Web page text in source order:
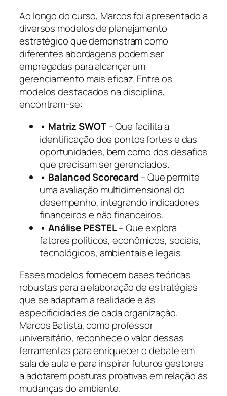
Ao longo do curso, Marcos foi apresentado a
diversos modelos de planejamento
estratégico que demonstram como
diferentes abordagens podem ser
empregadas para alcançar um
gerenciamento mais eficaz. Entre os
modelos destacados na disciplina,
encontram-se:
• Matriz SWOT– Que facilita a
identificação dos pontos fortes e das
oportunidades, bem como dos desafios
que precisam ser gerenciados.
• Balanced Scorecard– Que permite
uma avaliação multidimensional do
desempenho, integrando indicadores
financeiros e não financeiros.
• Análise PESTEL– Que explora
fatores políticos, econômicos, sociais,
tecnológicos, ambientais e legais.
Esses modelos fornecem bases teóricas
robustas para a elaboração de estratégias
que se adaptam à realidade e às
especificidades de cada organização.
Marcos Batista, como professor
universitário, reconhece o valor dessas
ferramentas para enriquecer o debate em
sala de aula e para inspirar futuros gestores
a adotarem posturas proativas em relação às
mudanças do ambiente.